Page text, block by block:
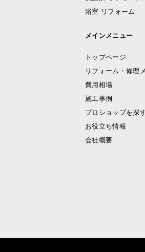
浴室 リフォーム
メインメニュー
トップページ
リフォーム・修理
費用相場
施工事例
プロショップを探
お役立ち情報
会社概要